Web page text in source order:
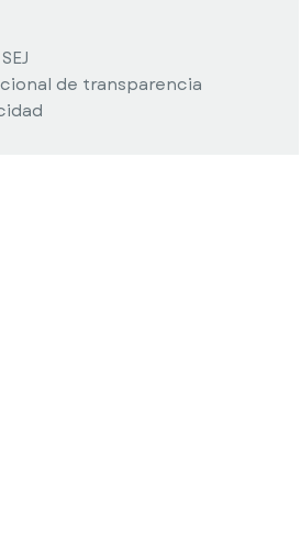
de transparencia